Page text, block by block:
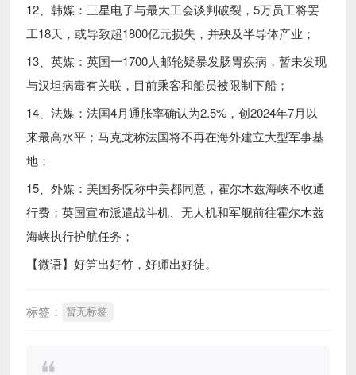
12、韩媒：三星电子与最大工会谈判破裂，5万员工将罢
工18天，或导致超1800亿元损失，并殃及半导体产业；
13、英媒：英国一1700人邮轮疑暴发肠胃疾病，暂未发现
与汉坦病毒有关联，目前乘客和船员被限制下船；
14、法媒：法国4月通胀率确认为2.5%，创2024年7月以
来最高水平；马克龙称法国将不再在海外建立大型军事基
地；
15、外媒：美国务院称中美都同意，霍尔木兹海峡不收通
行费；英国宣布派遣战斗机、无人机和军舰前往霍尔木兹
海峡执行护航任务；
【微语】好笋出好竹，好师出好徒。
标签： 暂无标签